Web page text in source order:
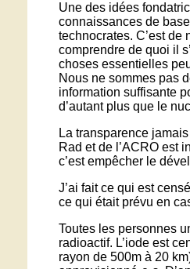
Une des idées
connaissances de
technocrates. C’est de
comprendre de quoi il
choses essentielles
Nous ne sommes pas
information suffisante
d’autant plus que le
La transparence
Rad et de l’ACRO est
c’est empêcher le
J’ai fait ce qui est
ce qui était prévu en
Toutes les personnes
radioactif. L’iode est
rayon de 500m à 20